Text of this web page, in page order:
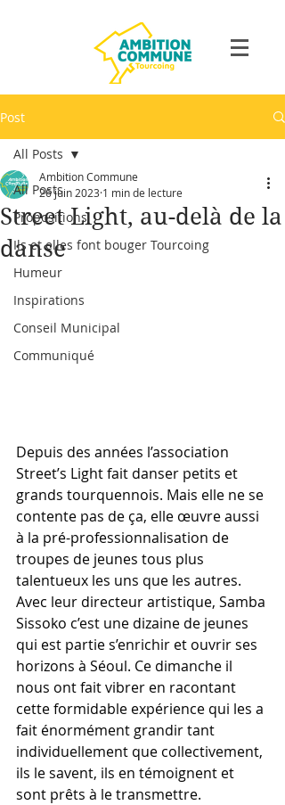
Post
All Posts
Propositions
Ils et elles font bouger Tourcoing
Humeur
Inspirations
Conseil Municipal
Communiqué
All Posts
Street Light, au-delà de la
danse
Ambition Commune
26 juin 2023 1 min de lecture
Depuis des années l’association
Street’s Light fait danser petits et
grands tourquennois. Mais elle ne se
contente pas de ça, elle œuvre aussi
à la pré-professionnalisation de
troupes de jeunes tous plus
talentueux les uns que les autres.
Avec leur directeur artistique, Samba
Sissoko c’est une dizaine de jeunes
qui est partie s’enrichir et ouvrir ses
horizons à Séoul. Ce dimanche il
nous ont fait vibrer en racontant
cette formidable expérience qui les a
fait énormément grandir tant
individuellement que collectivement,
ils le savent, ils en témoignent et
sont prêts à le transmettre.